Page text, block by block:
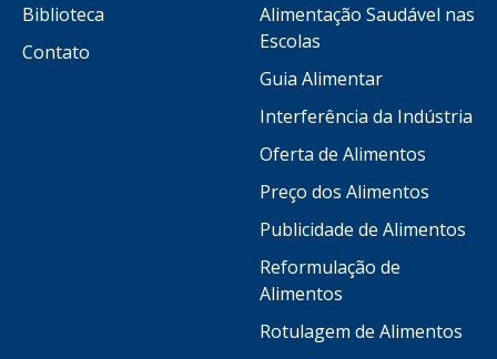
Biblioteca
Contato
Alimentação Saudável nas
Escolas
Guia Alimentar
Interferência da Indústria
Oferta de Alimentos
Preço dos Alimentos
Publicidade de Alimentos
Reformulação de
Alimentos
Rotulagem de Alimentos